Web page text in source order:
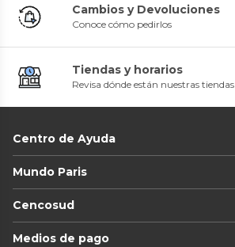
Cambios y Devoluciones
Conoce cómo pedirlos
Tiendas y horarios
Revisa dónde están nuestras tiendas
Centro de Ayuda
Mundo Paris
Cencosud
Medios de pago